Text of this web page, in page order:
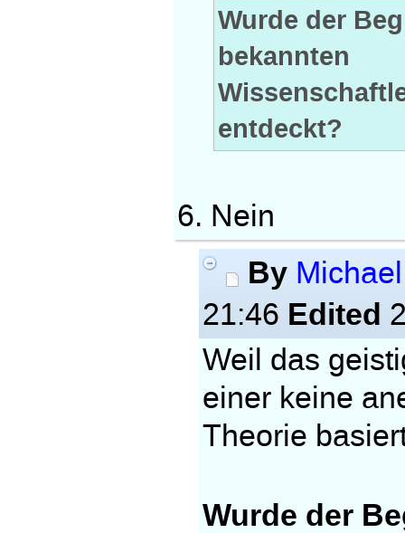
Wurde der
bekannten
entdeckt?
6. Nein
By
21:46 Edited
Weil das
einer keine
Theorie
Wurde der